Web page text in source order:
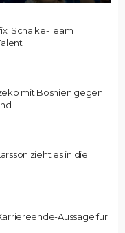
Schalke-Team
mit Bosnien gegen
zieht es in die
Aussage für